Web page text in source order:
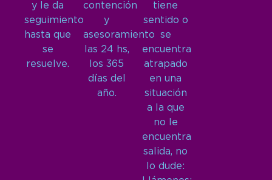
y le da
seguimiento
hasta que
se
resuelve.
contención
y
asesoramiento
las 24 hs,
los 365
días del
año.
tiene
sentido o
se
encuentra
atrapado
en una
situación
a la que
no le
encuentra
salida, no
lo dude: